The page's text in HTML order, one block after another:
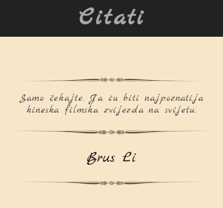
Citati
Samo čekajte. Ja ću biti najpoznatija
kineska filmska zvijezda na svijetu.
Brus Li